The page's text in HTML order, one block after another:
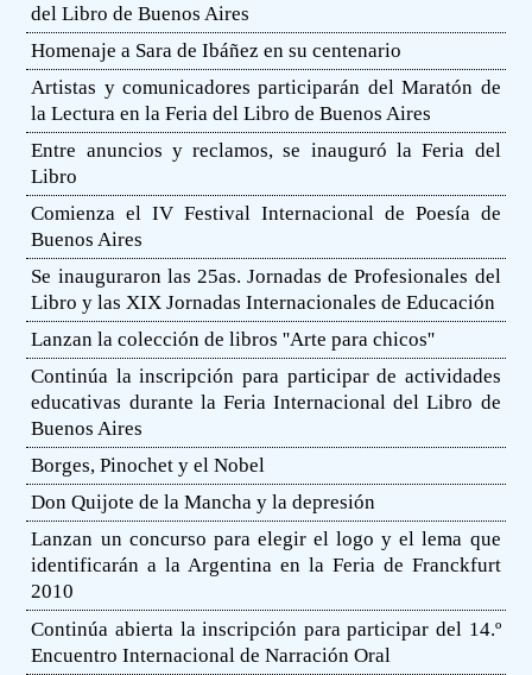
del Libro de Buenos Aires
Homenaje a Sara de Ibáñez en su centenario
Artistas y comunicadores participarán del Maratón de
la Lectura en la Feria del Libro de Buenos Aires
Entre anuncios y reclamos, se inauguró la Feria del
Libro
Comienza el IV Festival Internacional de Poesía de
Buenos Aires
Se inauguraron las 25as. Jornadas de Profesionales del
Libro y las XIX Jornadas Internacionales de Educación
Lanzan la colección de libros ''Arte para chicos''
Continúa la inscripción para participar de actividades
educativas durante la Feria Internacional del Libro de
Buenos Aires
Borges, Pinochet y el Nobel
Don Quijote de la Mancha y la depresión
Lanzan un concurso para elegir el logo y el lema que
identificarán a la Argentina en la Feria de Franckfurt
2010
Continúa abierta la inscripción para participar del 14.º
Encuentro Internacional de Narración Oral